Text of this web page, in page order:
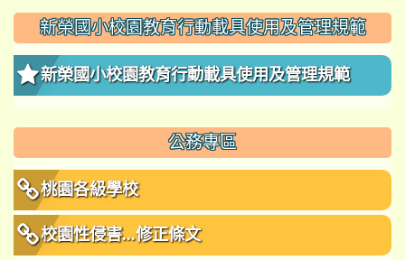
新榮國小校園教育行動載具使用及管理規範
新榮國小校園教育行動載具使用及管理規範
公務專區
桃園各級學校
校園性侵害...修正條文